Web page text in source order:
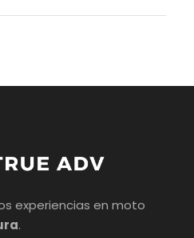
experiencias en moto
.